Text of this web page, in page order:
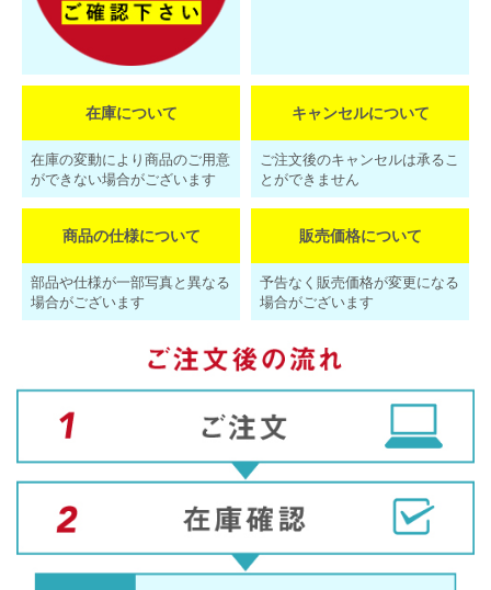
在庫について
在庫の変動により商品のご用意
ができない場合がございます
キャンセルについて
ご注文後のキャンセルは承るこ
とができません
商品の仕様について
部品や仕様が一部写真と異なる
場合がございます
販売価格について
予告なく販売価格が変更になる
場合がございます